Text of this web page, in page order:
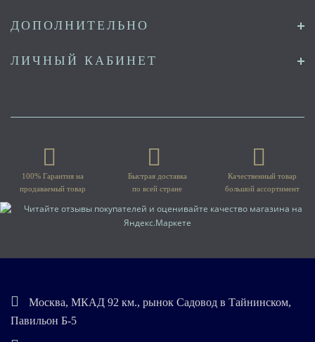
ДОПОЛНИТЕЛЬНО
ЛИЧНЫЙ КАБИНЕТ
100% Гарантия на
продаваемый товар
Быстрая доставка
по всей стране
Качественный товар
большой ассортимент
Москва, МКАД 92 км., рынок Садовод в Тайнинском,
Павильон Б-5